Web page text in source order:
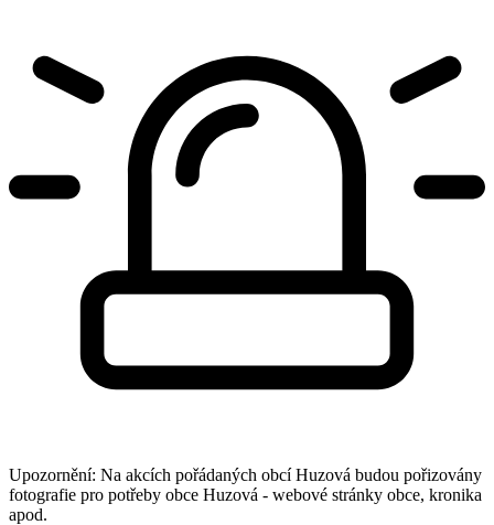
Upozornění: Na akcích pořádaných obcí Huzová budou pořizovány
fotografie pro potřeby obce Huzová - webové stránky obce, kronika
apod.